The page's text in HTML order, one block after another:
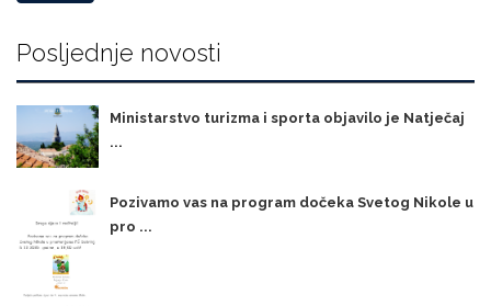
Posljednje novosti
Ministarstvo turizma i sporta objavilo je Natječaj
...
Pozivamo vas na program dočeka Svetog Nikole u
pro ...